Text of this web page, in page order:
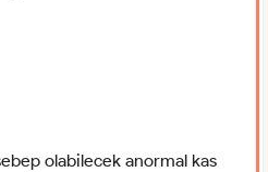
olabilecek anormal kas